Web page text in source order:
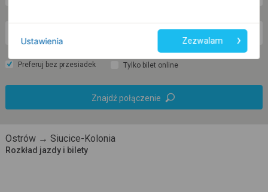
Preferuj bez przesiadek Tylko bilet online
Znajdź połączenie
Ostrów → Siucice-Kolonia
Rozkład jazdy i bilety
Ustawienia Zezwalam